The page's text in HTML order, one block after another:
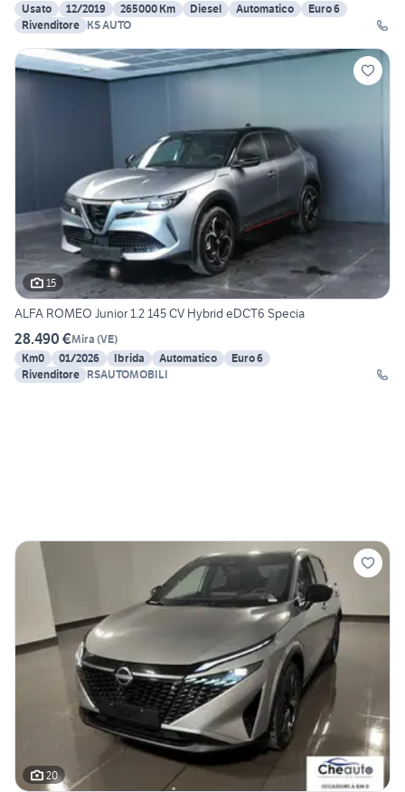
Usato
12/2019 265000 Km Diesel Automatico
Euro 6
Rivenditore KS AUTO
15
ALFA ROMEO Junior 1.2 145 CV Hybrid eDCT6 Specia
28.490 €Mira (VE)
Km0
01/2026 Ibrida Automatico
Euro 6
Rivenditore RSAUTOMOBILI
20